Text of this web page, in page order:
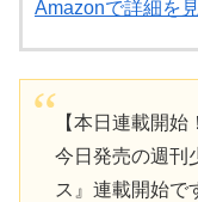
Amazonで詳細を
【本日連載開始
今日発売の週刊
ス』連載開始で